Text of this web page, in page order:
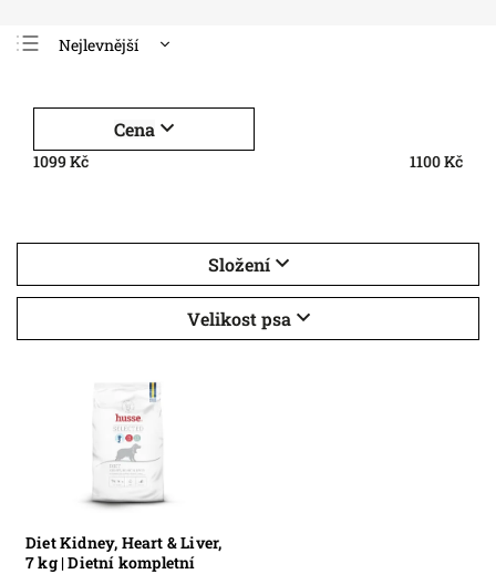
Nejlevnější
Nejprodávanější
Abecedně
Cena
1099Kč 1100Kč
Složení
Velikost psa
Diet Kidney, Heart & Liver,
7 kg | Dietní kompletní